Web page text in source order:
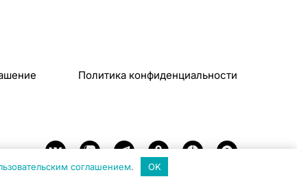
Политика конфиденциальности
соглашением. OK